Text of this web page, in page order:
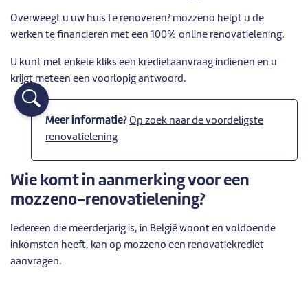
Overweegt u uw huis te renoveren? mozzeno helpt u de
werken te financieren met een 100% online renovatielening.
U kunt met enkele kliks een kredietaanvraag indienen en u
krijgt meteen een voorlopig antwoord.
Meer informatie? Op zoek naar de voordeligste
renovatielening
Wie komt in aanmerking voor een
mozzeno-renovatielening?
Iedereen die meerderjarig is, in België woont en voldoende
inkomsten heeft, kan op mozzeno een renovatiekrediet
aanvragen.